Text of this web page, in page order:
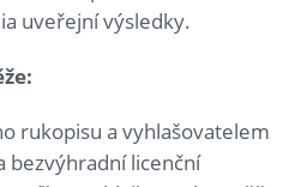
uveřejní výsledky.
rukopisu a vyhlašovatelem
bezvýhradní licenční